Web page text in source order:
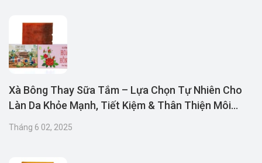
Xà Bông Thay Sữa Tắm – Lựa Chọn Tự Nhiên Cho
Làn Da Khỏe Mạnh, Tiết Kiệm & Thân Thiện Môi
Tháng 6 02, 2025